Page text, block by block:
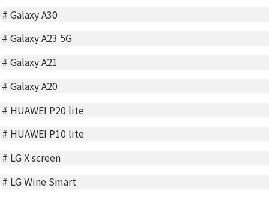
#Galaxy A30
#Galaxy A23 5G
#Galaxy A21
#Galaxy A20
# HUAWEI P20 lite
# HUAWEI P10 lite
# LG X screen
# LG Wine Smart